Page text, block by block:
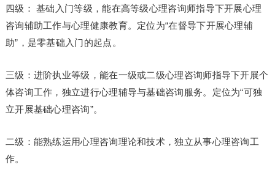
四级： 基础入门等级，能在高等级心理咨询师指导下开展心理
咨询辅助工作与心理健康教育。定位为“在督导下开展心理辅
助”，是零基础入门的起点。
三级：进阶执业等级，能在一级或二级心理咨询师指导下开展个
体咨询工作，独立进行心理辅导与基础咨询服务。定位为“可独
立开展基础心理咨询”。
二级：能熟练运用心理咨询理论和技术，独立从事心理咨询工
作。